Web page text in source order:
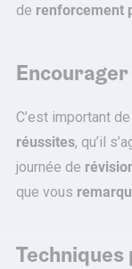
de renforcement
C’est important de
réussites, qu’il
journée de
que vous